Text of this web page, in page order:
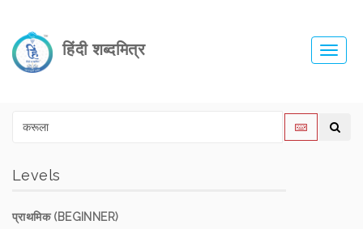
हिंदी शब्दमित्र
Levels
प्राथमिक (BEGINNER)